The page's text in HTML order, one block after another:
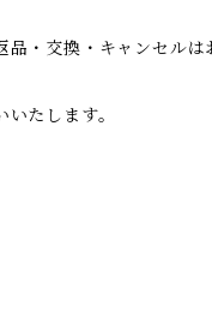
・交換・キャンセルは
たします。